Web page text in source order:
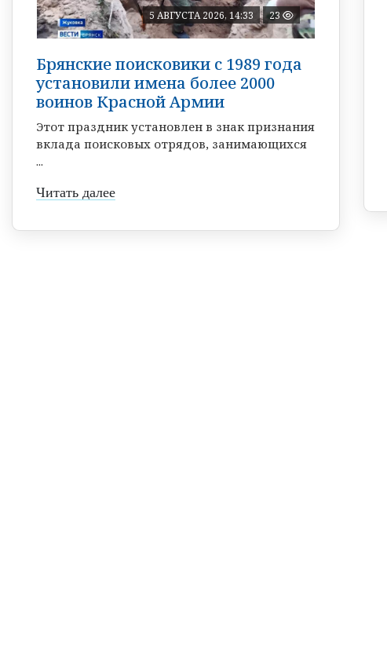
5 АВГУСТА 2026, 14:33 23
Брянские поисковики с 1989 года
установили имена более 2000
воинов Красной Армии
Этот праздник установлен в знак признания
вклада поисковых отрядов, занимающихся
...
Читать далее